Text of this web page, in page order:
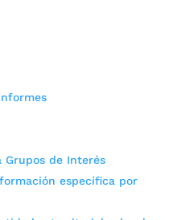
Grupos de Interés
específica por
de
emergencia
equivocadamente
como si fueran
alarma implica el
con detrimento de
audio: Teniente